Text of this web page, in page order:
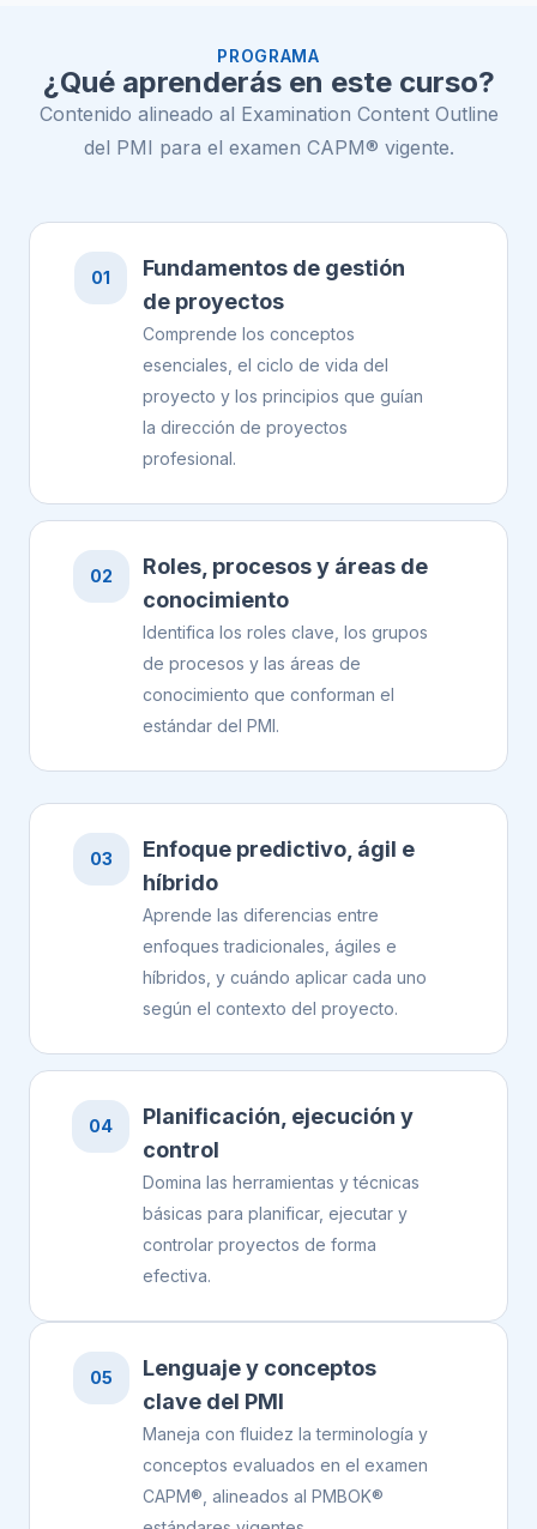
PROGRAMA
¿Qué aprenderás en este curso?
Contenido alineado al Examination Content Outline
del PMI para el examen CAPM® vigente.
01
Fundamentos de gestión
de proyectos
Comprende los conceptos
esenciales, el ciclo de vida del
proyecto y los principios que guían
la dirección de proyectos
profesional.
02
Roles, procesos y áreas de
conocimiento
Identifica los roles clave, los grupos
de procesos y las áreas de
conocimiento que conforman el
estándar del PMI.
03
Enfoque predictivo, ágil e
híbrido
Aprende las diferencias entre
enfoques tradicionales, ágiles e
híbridos, y cuándo aplicar cada uno
según el contexto del proyecto.
04
Planificación, ejecución y
control
Domina las herramientas y técnicas
básicas para planificar, ejecutar y
controlar proyectos de forma
efectiva.
05
Lenguaje y conceptos
clave del PMI
Maneja con fluidez la terminología y
conceptos evaluados en el examen
CAPM®, alineados al PMBOK®